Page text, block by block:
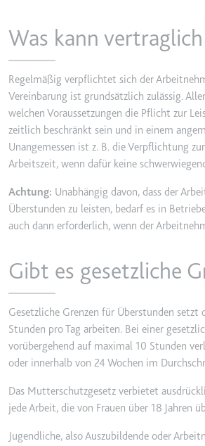
Was kann
Regelmäßig verpflichtet sich der
Vereinbarung ist grundsätzlich zulässig.
welchen Voraussetzungen die Pflicht zur
zeitlich beschränkt sein und in einem
Unangemessen ist z. B. die Verpflichtung
Arbeitszeit, wenn dafür keine
Achtung: Unabhängig davon, dass der
Überstunden zu leisten, bedarf es in
auch dann erforderlich, wenn der
Gibt es gesetzliche
Gesetzliche Grenzen für Überstunden
Stunden pro Tag arbeiten. Bei einer
vorübergehend auf maximal 10 Stunden
oder innerhalb von 24 Wochen im
Das Mutterschutzgesetz verbietet
jede Arbeit, die von Frauen über 18 Jahren
Jugendliche, also Auszubildende oder